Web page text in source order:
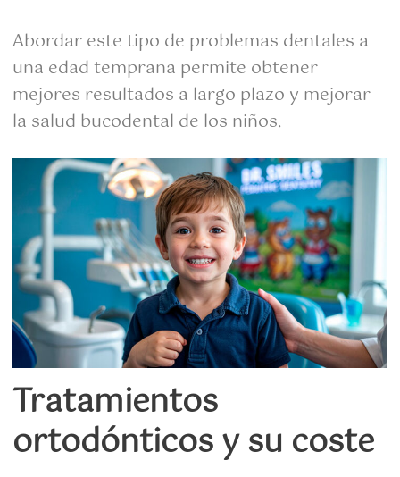
Abordar este tipo de problemas dentales a
una edad temprana permite obtener
mejores resultados a largo plazo y mejorar
la salud bucodental de los niños.
Tratamientos
ortodónticos y su coste